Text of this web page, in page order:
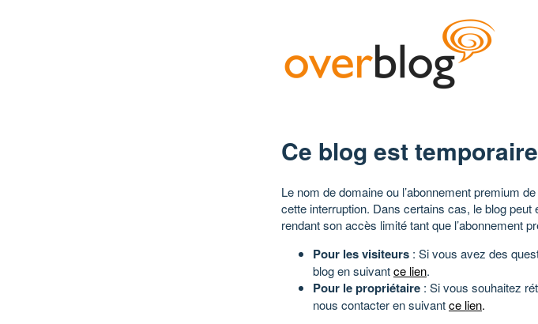
Ce blog est
Le nom de domaine ou l’abonnement premium
cette interruption. Dans certains cas, le blog
rendant son accès limité tant que l’abonnement
Pour les visiteurs : Si vous avez des
blog en suivantce lien.
Pour le propriétaire : Si vous souhaitez
nous contacter en suivantce lien.